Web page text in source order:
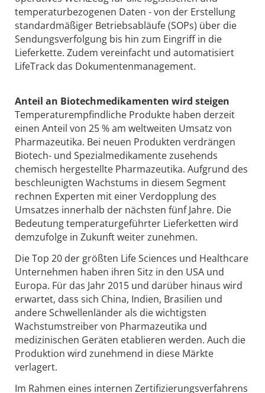
temperaturbezogenen Daten - von der Erstellung
standardmäßiger Betriebsabläufe (SOPs) über die
Sendungsverfolgung bis hin zum Eingriff in die
Lieferkette. Zudem vereinfacht und automatisiert
LifeTrack das Dokumentenmanagement.
Anteil an Biotechmedikamenten wird steigen
Temperaturempfindliche Produkte haben derzeit
einen Anteil von 25 % am weltweiten Umsatz von
Pharmazeutika. Bei neuen Produkten verdrängen
Biotech- und Spezialmedikamente zusehends
chemisch hergestellte Pharmazeutika. Aufgrund des
beschleunigten Wachstums in diesem Segment
rechnen Experten mit einer Verdopplung des
Umsatzes innerhalb der nächsten fünf Jahre. Die
Bedeutung temperaturgeführter Lieferketten wird
demzufolge in Zukunft weiter zunehmen.
Die Top 20 der größten Life Sciences und Healthcare
Unternehmen haben ihren Sitz in den USA und
Europa. Für das Jahr 2015 und darüber hinaus wird
erwartet, dass sich China, Indien, Brasilien und
andere Schwellenländer als die wichtigsten
Wachstumstreiber von Pharmazeutika und
medizinischen Geräten etablieren werden. Auch die
Produktion wird zunehmend in diese Märkte
verlagert.
Im Rahmen eines internen Zertifizierungsverfahrens